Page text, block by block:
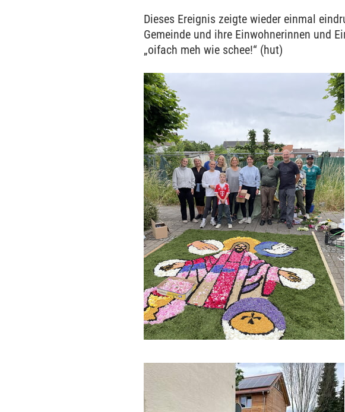
Dieses Ereignis zeigte wieder einmal
Gemeinde und ihre Einwohnerinnen und
„oifach meh wie schee!“ (hut)